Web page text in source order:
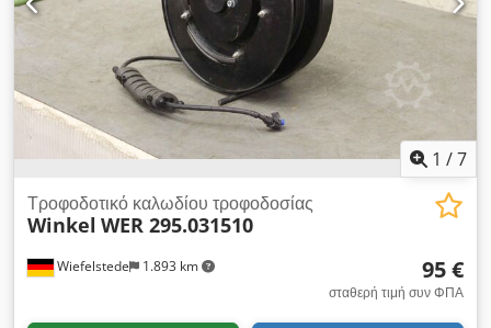
1 /7
Wiefelstede 1.893 km
Τροφοδοτικό καλωδίου τροφοδοσίας
Winkel WER 295.031510
95 €
σταθερή τιμή συν ΦΠΑ